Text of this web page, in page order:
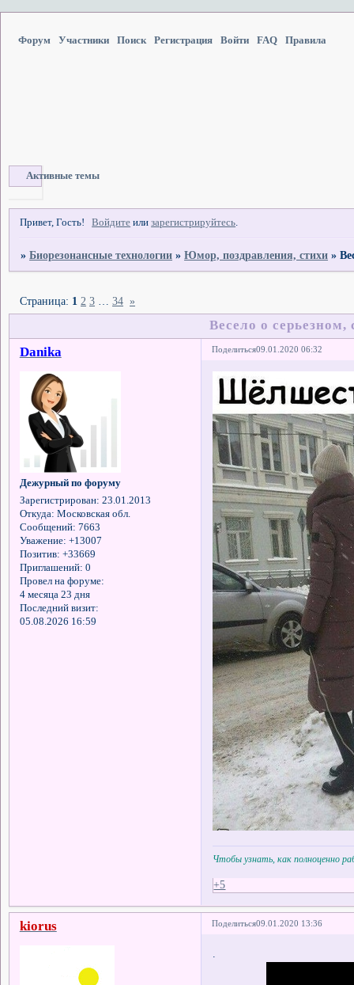
Форум Участники Поиск Регистрация Войти FAQ Правила
Активные темы
Привет, Гость! Войдите илизарегистрируйтесь.
»Биорезонансные технологии »Юмор, поздравления, стихи »
Весело о
Страница: 1 2 3 … 34 »
Поделиться09.01.2020 06:32
Danika
Дежурный по форуму
Зарегистрирован: 23.01.2013
Откуда: Московская обл.
Сообщений: 7663
Уважение: +13007
Позитив: +33669
Приглашений: 0
Провел на форуме:
4 месяца 23 дня
Последний визит:
05.08.2026 16:59
Чтобы узнать, как полноценно
+5
Поделиться09.01.2020 13:36
kiorus